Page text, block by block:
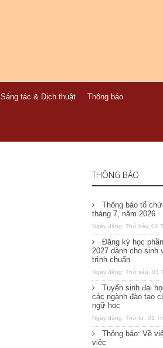
Sáng tác & Dịch thuật Thông báo
THÔNG BÁO
Thông báo tổ
tháng 7, năm 2026
Ngày đăng: Thứ bảy, 04
Đăng ký học
2027 dành cho sinh
trình chuẩn
Ngày đăng: Thứ sáu, 03
Tuyển sinh đại
các ngành đào tạo
ngữ học
Ngày đăng: Thứ tư, 01
Thông báo: Về
việc